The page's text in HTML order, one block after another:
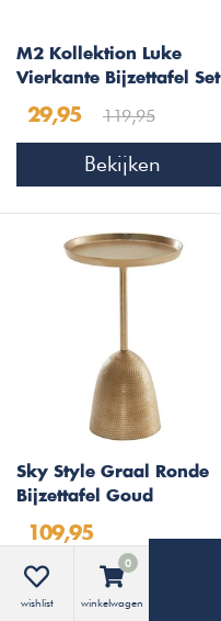
M2 Kollektion Luke
Vierkante Bijzettafel Set
29,95 119,95
Bekijken
Sky Style Graal Ronde
Bijzettafel Goud
109,95
Bekijken
wishlist
0
winkelwagen